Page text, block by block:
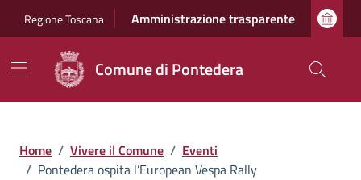
Regione Toscana Amministrazione trasparente
Comune di Pontedera
Home / Vivere il Comune / Eventi
/ Pontedera ospita l’European Vespa Rally